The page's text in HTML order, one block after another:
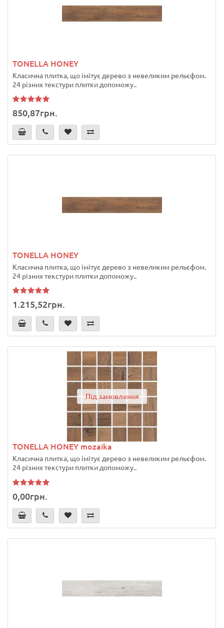
TONELLA HONEY
Класична плитка, що імітує дерево з невеликим рельєфом.
24 різних текстури плитки допоможу..
850,87грн.
TONELLA HONEY
Класична плитка, що імітує дерево з невеликим рельєфом.
24 різних текстури плитки допоможу..
1.215,52грн.
Під замовлення
TONELLA HONEY mozaika
Класична плитка, що імітує дерево з невеликим рельєфом.
24 різних текстури плитки допоможу..
0,00грн.